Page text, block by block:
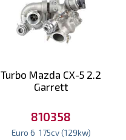
Turbo Mazda CX-5 2.2
Garrett
810358
Euro 6 175cv (129kw)